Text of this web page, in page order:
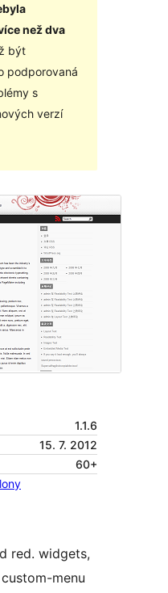
než dva
být
podporovaná
s
verzí
1.1.6
15. 7. 2012
60+
red. widgets,
menu